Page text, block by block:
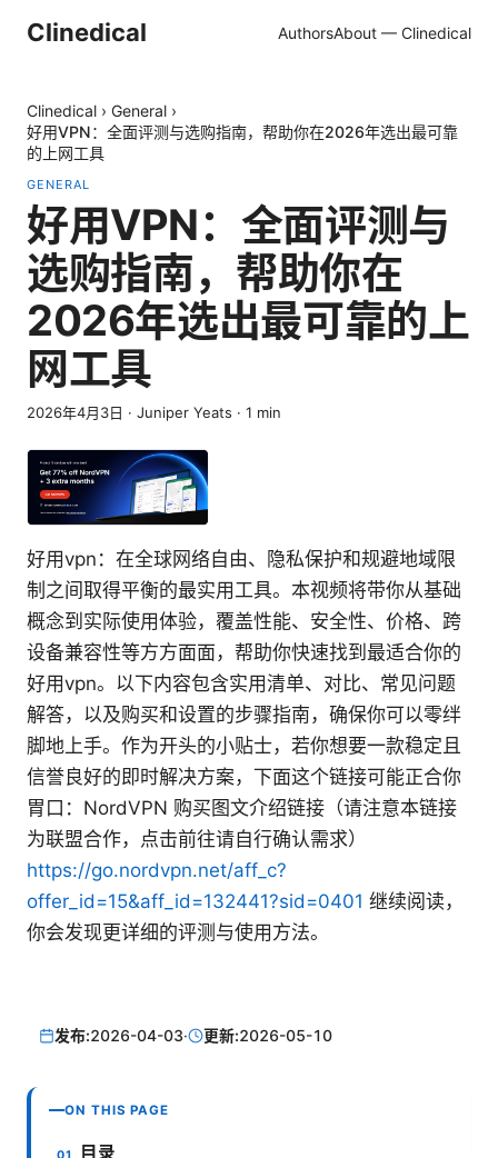
Clinedical AuthorsAbout — Clinedical
Clinedical › General ›
好用VPN：全面评测与选购指南，帮助你在2026年选出最可靠
的上网工具
GENERAL
好用VPN：全面评测与
选购指南，帮助你在
2026年选出最可靠的上
网工具
2026年4月3日 · Juniper Yeats · 1 min
好用vpn：在全球网络自由、隐私保护和规避地域限
制之间取得平衡的最实用工具。本视频将带你从基础
概念到实际使用体验，覆盖性能、安全性、价格、跨
设备兼容性等方方面面，帮助你快速找到最适合你的
好用vpn。以下内容包含实用清单、对比、常见问题
解答，以及购买和设置的步骤指南，确保你可以零绊
脚地上手。作为开头的小贴士，若你想要一款稳定且
信誉良好的即时解决方案，下面这个链接可能正合你
胃口：NordVPN 购买图文介绍链接（请注意本链接
为联盟合作，点击前往请自行确认需求）
https://go.nordvpn.net/aff_c?
offer_id=15&aff_id=132441?sid=0401 继续阅读，
你会发现更详细的评测与使用方法。
发布:2026-04-03· 更新:2026-05-10
ON THIS PAGE
目录